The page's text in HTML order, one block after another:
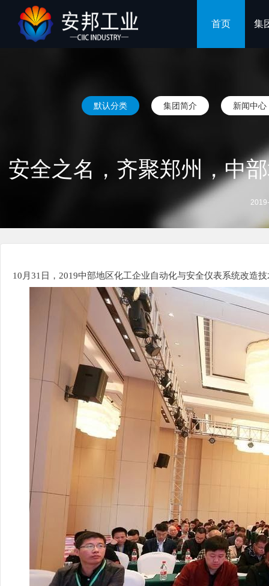
首页 集
默认分类 集团简介 新闻中心
安全之名，齐聚郑州，中
10月31日，2019中部地区化工企业自动化与安全仪表系统改造